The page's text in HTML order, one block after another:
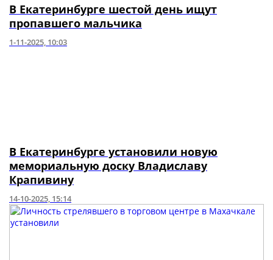
В Екатеринбурге шестой день ищут
пропавшего мальчика
1-11-2025, 10:03
В Екатеринбурге установили новую
мемориальную доску Владиславу
Крапивину
14-10-2025, 15:14